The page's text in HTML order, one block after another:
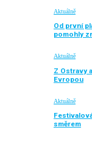
Aktuálně
Od první
pomohly
Aktuálně
Z Ostravy
Evropou
Aktuálně
směrem